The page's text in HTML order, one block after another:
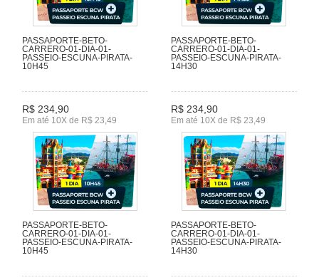
PASSAPORTE-BETO-
CARRERO-01-DIA-01-
PASSEIO-ESCUNA-PIRATA-
10H45
R$ 234,90
Em até 10X de R$ 23,49
PASSAPORTE-BETO-
CARRERO-01-DIA-01-
PASSEIO-ESCUNA-PIRATA-
14H30
R$ 234,90
Em até 10X de R$ 23,49
PASSAPORTE-BETO-
CARRERO-01-DIA-01-
PASSEIO-ESCUNA-PIRATA-
10H45
PASSAPORTE-BETO-
CARRERO-01-DIA-01-
PASSEIO-ESCUNA-PIRATA-
14H30